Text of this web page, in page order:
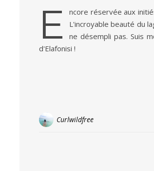
E
ncore réservée aux
L'incroyable beauté du
ne désempli pas. Suis
d'Elafonisi !
Curlwildfree